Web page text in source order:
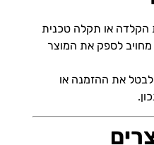
הקלדה או תקלה טכנית
לספק את המוצר
את ההזמנה או